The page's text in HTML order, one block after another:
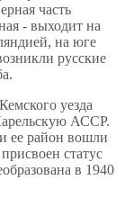
часть
- выходит на
на юге
русские
уезда
АССР.
ее район вошли
статус
в 1940